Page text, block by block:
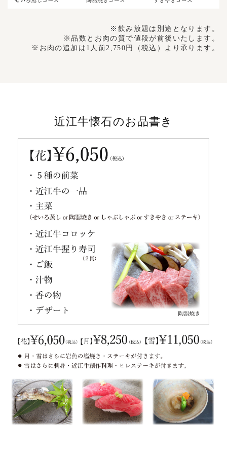
※飲み放題は別途となります。
※品数とお肉の質で値段が前後いたします。
※お肉の追加は1人前2,750円（税込）より承ります。
近江牛懐石のお品書き